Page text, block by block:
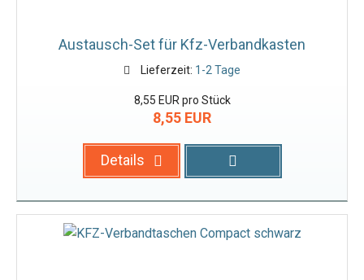
Austausch-Set für Kfz-Verbandkasten
Lieferzeit: 1-2 Tage
8,55 EUR pro Stück
8,55 EUR
Details